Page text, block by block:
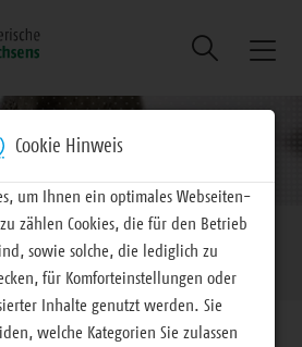
Suche
Landeskirche Landessynode
Cookie Hinweis
um Ihnen ein optimales Webseiten-
zählen Cookies, die für den Betrieb
sowie solche, die lediglich zu
für Komforteinstellungen oder
Inhalte genutzt werden. Sie
welche Kategorien Sie zulassen